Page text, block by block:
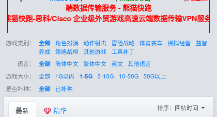
端数据传输服务 - 熊猫快跑
熊猫快跑-思科/Cisco 企业级外贸游戏高速云端数据传输VPN服务。
游戏类别： 全部 角色扮演 动作射击 冒险战略 体育赛车 模拟经营 益智
养成 策略战棋 其他游戏
工具补丁
语言：
全部 简体中文 繁体中文 英文 其他语言
游戏大小：
全部 1G以内 1-5G 5-10G 10-50G 50G以上
是否补种：
全部 已补种
最新 精华 排序： 回帖时间